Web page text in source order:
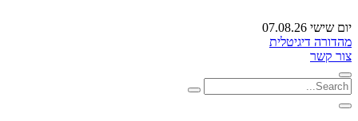
יום שישי 07.08.26
מהדורה דיגיטלית
צור קשר